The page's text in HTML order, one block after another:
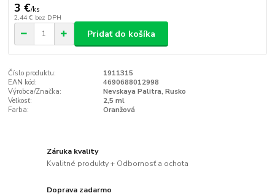
3 €/ks
2,44 € bez DPH
Pridať do košíka
Číslo produktu:
1911315
EAN kód:
4690688012998
Výrobca/Značka:
Nevskaya Palitra, Rusko
Veľkosť:
2,5 ml
Farba:
Oranžová
Záruka kvality
Kvalitné produkty + Odbornosť a ochota
Doprava zadarmo